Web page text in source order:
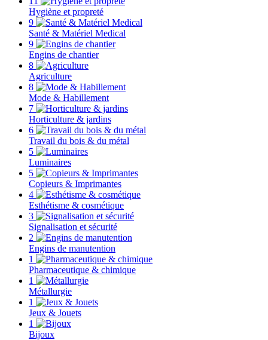
Hygiène et propreté
9
Santé & Matériel Medical
9
Engins de chantier
8
Agriculture
8
Mode & Habillement
7
Horticulture & jardins
6
Travail du bois & du métal
5
Luminaires
5
Copieurs & Imprimantes
4
Esthétisme & cosmétique
3
Signalisation et sécurité
2
Engins de manutention
1
Pharmaceutique & chimique
1
Métallurgie
1
Jeux & Jouets
1
Bijoux